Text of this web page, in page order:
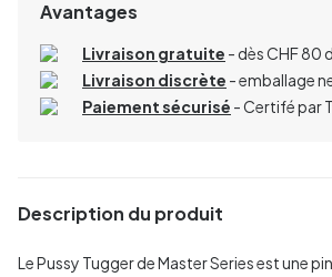
Avantages
Livraison gratuite - dès CHF 80
Livraison discrète - emballage
Paiement sécurisé - Certifé par
Description du produit
Le Pussy Tugger de Master Series est une